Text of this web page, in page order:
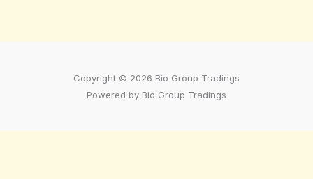
Copyright © 2026 Bio Group Tradings
Powered by Bio Group Tradings